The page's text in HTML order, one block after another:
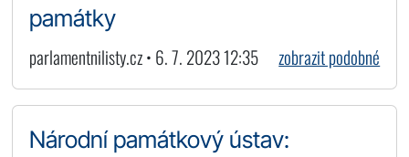
památky
parlamentnilisty.cz • 6. 7. 2023 12:35 zobrazit podobné
Národní památkový ústav: